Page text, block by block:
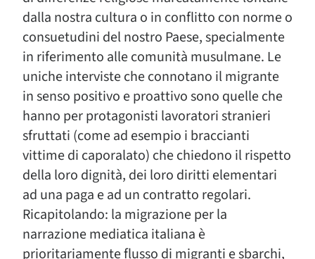
dalla nostra cultura o in conflitto con norme o
consuetudini del nostro Paese, specialmente
in riferimento alle comunità musulmane. Le
uniche interviste che connotano il migrante
in senso positivo e proattivo sono quelle che
hanno per protagonisti lavoratori stranieri
sfruttati (come ad esempio i braccianti
vittime di caporalato) che chiedono il rispetto
della loro dignità, dei loro diritti elementari
ad una paga e ad un contratto regolari.
Ricapitolando: la migrazione per la
narrazione mediatica italiana è
prioritariamente flusso di migranti e sbarchi,